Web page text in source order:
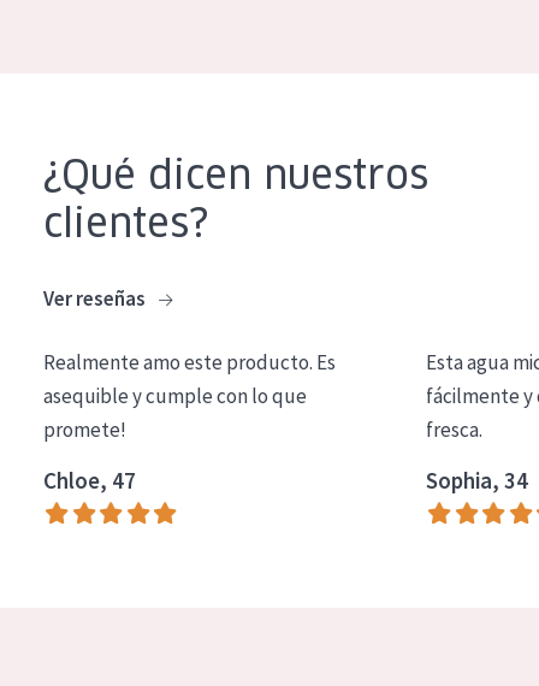
Expert
TIPO DE PIEL
Piel mixata o grasa
Piel madura
Piel menopáusica
¿Qué dicen nuestros
clientes?
Ver reseñas
Realmente amo este producto. Es
asequible y cumple con lo que
promete!
Chloe, 47
Esta agua
fácilmente y
fresca.
Sophia, 34